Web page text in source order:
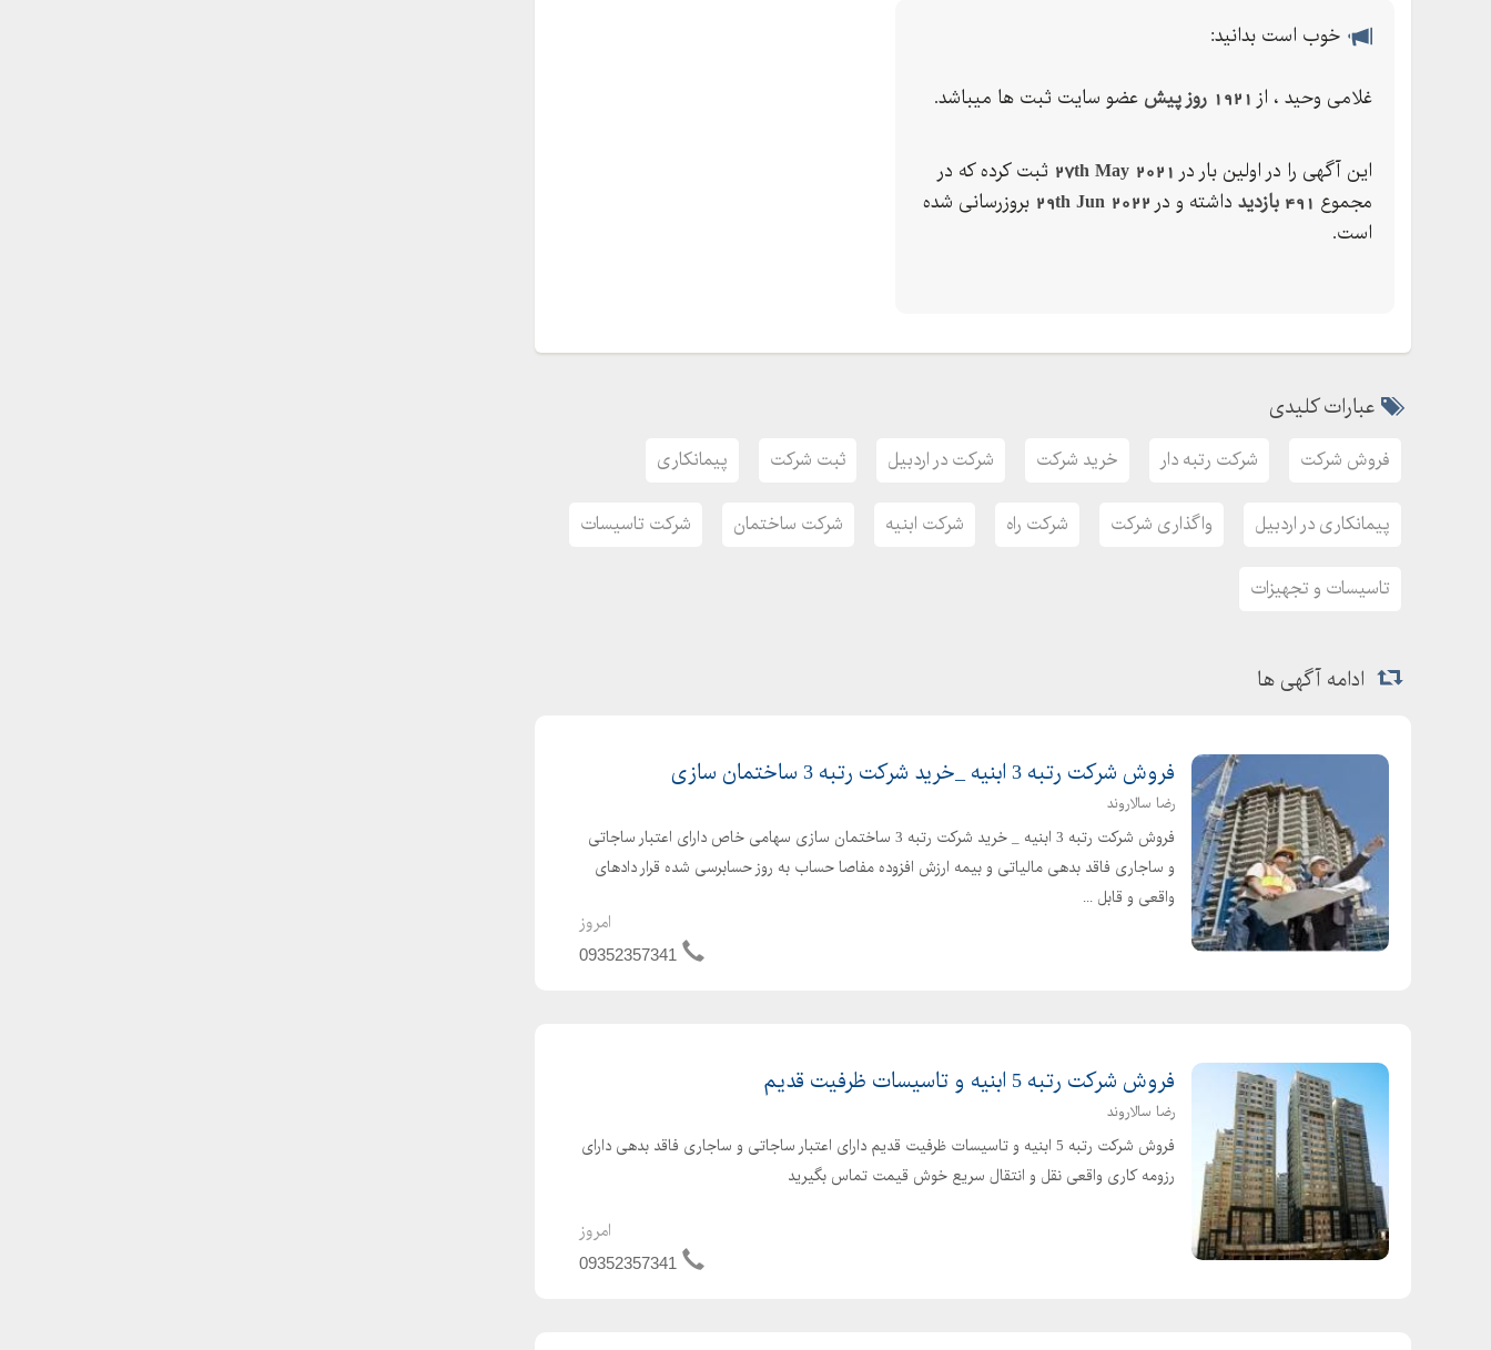
خوب است بدانید:
غلامی وحید ، از 1921 روز پیش عضو سایت ثبت ها میباشد.
این آگهی را در اولین بار در 27th May 2021 ثبت کرده که در
مجموع 491 بازدید داشته و در 29th Jun 2022 بروزرسانی شده
است.
عبارات کلیدی
فروش شرکت شرکت رتبه دار خرید شرکت شرکت در اردبیل ثبت شرکت پیمانکاری
پیمانکاری در اردبیل واگذاری شرکت شرکت راه شرکت ابنیه شرکت ساختمان شرکت تاسیسات
تاسیسات و تجهیزات
ادامه آگهی ها
فروش شرکت رتبه 3 ابنیه _خرید شرکت رتبه 3 ساختمان سازی
رضا سالاروند
فروش شرکت رتبه 3 ابنیه _ خرید شرکت رتبه 3 ساختمان سازی سهامی خاص دارای اعتبار ساجاتی
و ساجاری فاقد بدهی مالیاتی و بیمه ارزش افزوده مفاصا حساب به روز حسابرسی شده قرار دادهای
واقعی و قابل ...
امروز
09352357341
فروش شرکت رتبه 5 ابنیه و تاسیسات ظرفیت قدیم
رضا سالاروند
فروش شرکت رتبه 5 ابنیه و تاسیسات ظرفیت قدیم دارای اعتبار ساجاتی و ساجاری فاقد بدهی دارای
رزومه کاری واقعی نقل و انتقال سریع خوش قیمت تماس بگیرید
امروز
09352357341